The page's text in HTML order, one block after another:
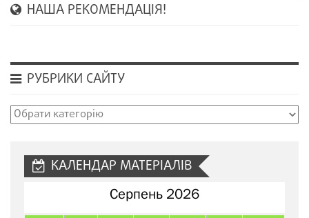
НАША РЕКОМЕНДАЦІЯ!
РУБРИКИ САЙТУ
Рубрики
КАЛЕНДАР МАТЕРІАЛІВ
Серпень 2026